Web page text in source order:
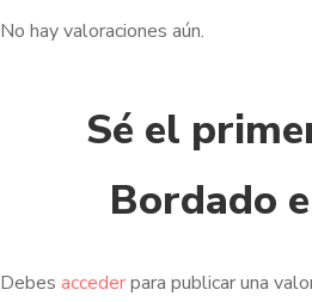
No hay valoraciones aún.
Sé el
Bordado
Debes accederpara publicar una